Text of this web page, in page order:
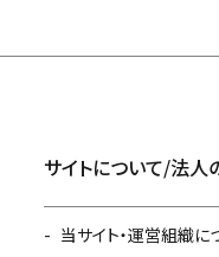
サイトについて/法人
当サイト・運営組織に